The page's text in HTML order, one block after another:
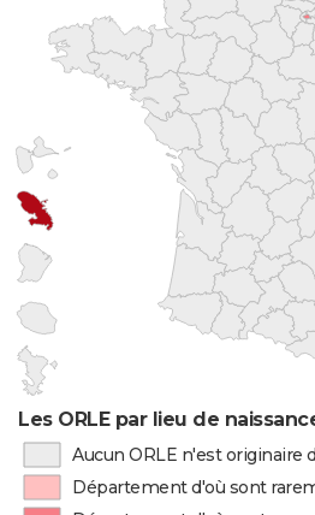
Les ORLE par lieu de
Aucun ORLE n'est originaire
Département d'où sont